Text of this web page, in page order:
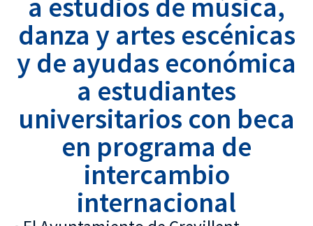
a estudios de música,
danza y artes escénicas
y de ayudas económica
a estudiantes
universitarios con beca
en programa de
intercambio
internacional